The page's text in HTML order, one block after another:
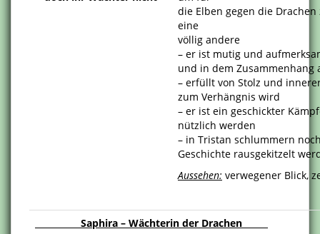
die Elben gegen die
eine
völlig andere
– er ist mutig und
und in dem
– erfüllt von Stolz und
zum Verhängnis wird
– er ist ein geschickter
nützlich werden
– in Tristan schlummern
Geschichte rausgekitzelt
Aussehen: verwegener Blick,
Saphira – Wächterin der Drachen